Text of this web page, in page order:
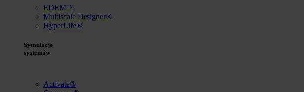
EDEM™
Multiscale Designer®
HyperLife®
Symulacje
systemów
Activate®